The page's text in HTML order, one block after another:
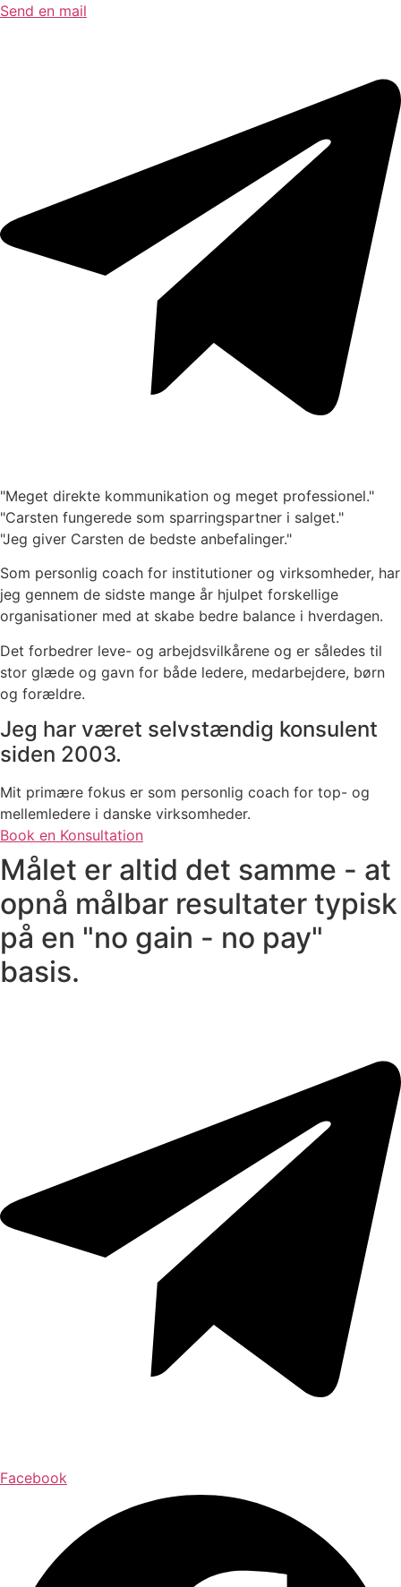
Send en mail
"Meget direkte kommunikation og meget professionel."
"Carsten fungerede som sparringspartner i salget."
"Jeg giver Carsten de bedste anbefalinger."
Som personlig coach for institutioner og virksomheder, har
jeg gennem de sidste mange år hjulpet forskellige
organisationer med at skabe bedre balance i hverdagen.
Det forbedrer leve- og arbejdsvilkårene og er således til
stor glæde og gavn for både ledere, medarbejdere, børn
og forældre.
Jeg har været selvstændig konsulent
siden 2003.
Mit primære fokus er som personlig coach for top- og
mellemledere i danske virksomheder.
Book en Konsultation
Målet er altid det samme - at
opnå målbar resultater typisk
på en "no gain - no pay"
basis.
Facebook